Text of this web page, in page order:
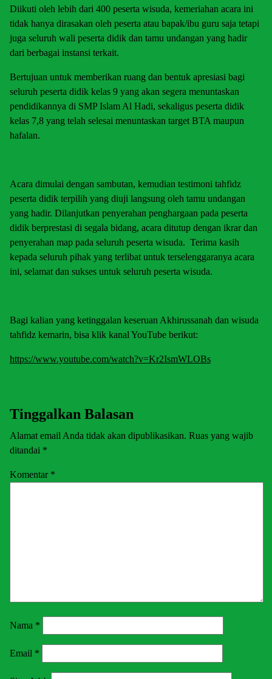
Diikuti oleh lebih dari 400 peserta wisuda, kemeriahan acara ini
tidak hanya dirasakan oleh peserta atau bapak/ibu guru saja tetapi
juga seluruh wali peserta didik dan tamu undangan yang hadir
dari berbagai instansi terkait.
Bertujuan untuk memberikan ruang dan bentuk apresiasi bagi
seluruh peserta didik kelas 9 yang akan segera menuntaskan
pendidikannya di SMP Islam Al Hadi, sekaligus peserta didik
kelas 7,8 yang telah selesai menuntaskan target BTA maupun
hafalan.
Acara dimulai dengan sambutan, kemudian testimoni tahfidz
peserta didik terpilih yang diuji langsung oleh tamu undangan
yang hadir. Dilanjutkan penyerahan penghargaan pada peserta
didik berprestasi di segala bidang, acara ditutup dengan ikrar dan
penyerahan map pada seluruh peserta wisuda. Terima kasih
kepada seluruh pihak yang terlibat untuk terselenggaranya acara
ini, selamat dan sukses untuk seluruh peserta wisuda.
Bagi kalian yang ketinggalan keseruan Akhirussanah dan wisuda
tahfidz kemarin, bisa klik kanal YouTube berikut:
https://www.youtube.com/watch?v=Kr2IsmWLOBs
Tinggalkan Balasan
Alamat email Anda tidak akan dipublikasikan. Ruas yang wajib
ditandai *
Komentar *
Nama *
Email *